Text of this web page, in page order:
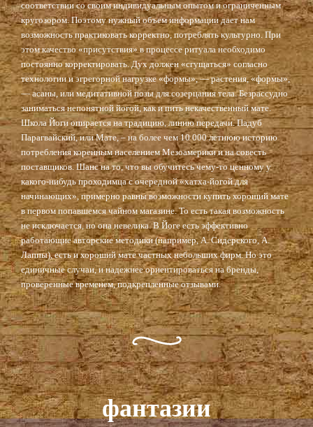
соответствии со своим индивидуальным опытом и ограниченным
кругозором. Поэтому нужный объем информации дает нам
возможность практиковать корректно, потреблять культурно. При
этом качество «присутствия» в процессе ритуала необходимо
постоянно корректировать. Дух должен «сгущаться» согласно
технологии и эгрегорной нагрузке «формы», — растения, «формы»,
— асаны, или медитативной позы для созерцания тела. Безрассудно
заниматься непонятной йогой, как и пить некачественный мате.
Школа Йоги опирается на традицию, линию передачи. Падуб
Парагвайский, или Мате, – на более чем 10 000 летнюю историю
потребления коренным населением Мезоамерики и на совесть
поставщиков. Шанс на то, что вы обучитесь чему-то ценному у
какого-нибудь проходимца с очередной «хатха-йогой для
начинающих», примерно равны возможности купить хороший мате
в первом попавшемся чайном магазине. То есть такая возможность
не исключается, но она невелика. В Йоге есть эффективно
работающие авторские методики (например, А. Сидерского, А.
Лаппы), есть и хороший мате частных небольших фирм. Но это
единичные случаи, и надежнее ориентироваться на бренды,
проверенные временем, подкрепленные отзывами.
фантазии